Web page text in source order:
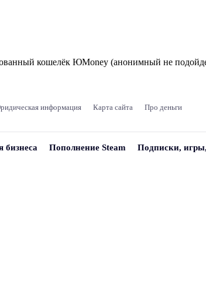
кошелёк ЮMoney (анонимный не
информация Карта сайта Про деньги
бизнеса Пополнение Steam Подписки,